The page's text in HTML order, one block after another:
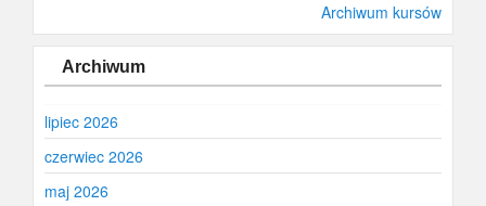
Archiwum kursów
Archiwum
lipiec 2026
czerwiec 2026
maj 2026